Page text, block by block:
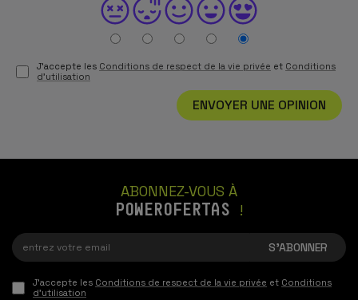
J'accepte les Conditions de respect de la vie privée et Conditions
d'utilisation
ENVOYER UNE OPINION
ABONNEZ-VOUS À
POWEROFERTAS !
J'accepte les Conditions de respect de la vie privée et Conditions
d'utilisation